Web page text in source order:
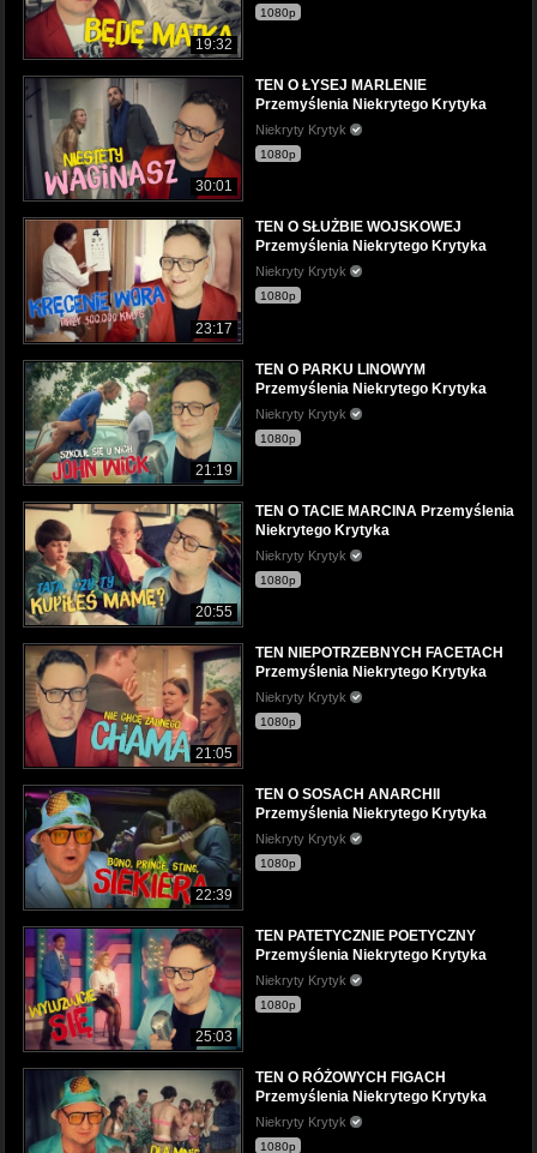
19:32
1080p
30:01
TEN O ŁYSEJ MARLENIE
Przemyślenia Niekrytego Krytyka
Niekryty Krytyk
1080p
23:17
TEN O SŁUŻBIE WOJSKOWEJ
Przemyślenia Niekrytego Krytyka
Niekryty Krytyk
1080p
21:19
TEN O PARKU LINOWYM
Przemyślenia Niekrytego Krytyka
Niekryty Krytyk
1080p
20:55
TEN O TACIE MARCINA Przemyślenia
Niekrytego Krytyka
Niekryty Krytyk
1080p
21:05
TEN NIEPOTRZEBNYCH FACETACH
Przemyślenia Niekrytego Krytyka
Niekryty Krytyk
1080p
22:39
TEN O SOSACH ANARCHII
Przemyślenia Niekrytego Krytyka
Niekryty Krytyk
1080p
25:03
TEN PATETYCZNIE POETYCZNY
Przemyślenia Niekrytego Krytyka
Niekryty Krytyk
1080p
TEN O RÓŻOWYCH FIGACH
Przemyślenia Niekrytego Krytyka
Niekryty Krytyk
1080p